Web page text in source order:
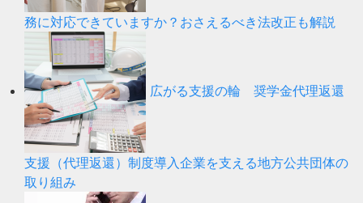
務に対応できていますか？おさえるべき法改正も解説
広がる支援の輪 奨学金代理返還
支援（代理返還）制度導入企業を支える地方公共団体の
取り組み